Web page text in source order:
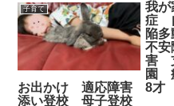
子育て
我
症
陥
不
害
園
お出かけ 適応障害 8才
添い登校 母子登校